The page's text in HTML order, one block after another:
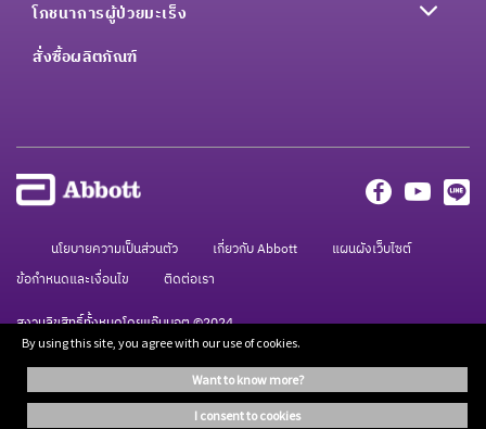
โภชนาการผู้ป่วยมะเร็ง
สั่งซื้อผลิตภัณฑ์
นโยบายความเป็นส่วนตัว เกี่ยวกับ Abbott
แผนผังเว็บไซต์
ข้อกำหนดและเงื่อนไข
ติดต่อเรา
สงวนลิขสิทธิ์ทั้งหมดโดยแอ๊บบอต ©2024
ข้อมูลบนเว็บไซต์นี้จัดทำขึ้นเพื่อให้ข้อมูลเท่านั้น ไม่ได้เป็นคำแนะนำจากผู้เชี่ยวชาญแต่
อย่างใด กรุณาปรึกษาแพทย์เพื่อขอคำแนะนำในการใช้
By using this site, you agree with our use of cookies.
want to know more?
i consent to cookies